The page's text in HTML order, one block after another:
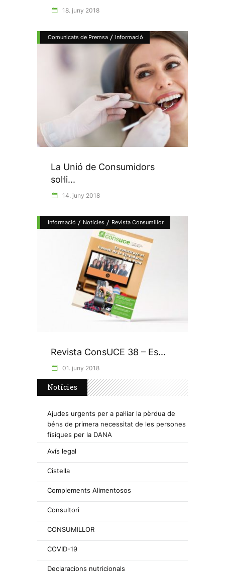
18. juny 2018
Comunicats de Premsa / Informació
La Unió de Consumidors
sol·li...
14. juny 2018
Informació / Notícies / Revista Consumillor
Revista ConsUCE 38 – Es...
01. juny 2018
Notícies
Ajudes urgents per a pal·liar la pèrdua de
béns de primera necessitat de les persones
físiques per la DANA
Avís legal
Cistella
Complements Alimentosos
Consultori
CONSUMILLOR
COVID-19
Declaracions nutricionals